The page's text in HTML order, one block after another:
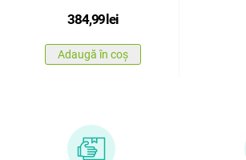
384,99 lei
Adaugă în coș